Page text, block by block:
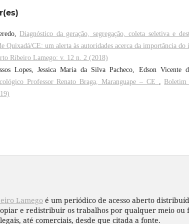
Diagnóstico da geração, segregação, coleta seletiva e
Quixadá/CE: um alerta às autoridades acerca da importância do
Ribeiro Lamego: v. 12 n. 2 (2018)
Lopes, Jessica Maria da Silva Pacheco, Edson Vicente
Professor Renato Braga, Maranguape – CE , Boletim
Lamego é um periódico de acesso aberto
e redistribuir os trabalhos por qualquer meio ou
até comerciais, desde que citada a fonte.